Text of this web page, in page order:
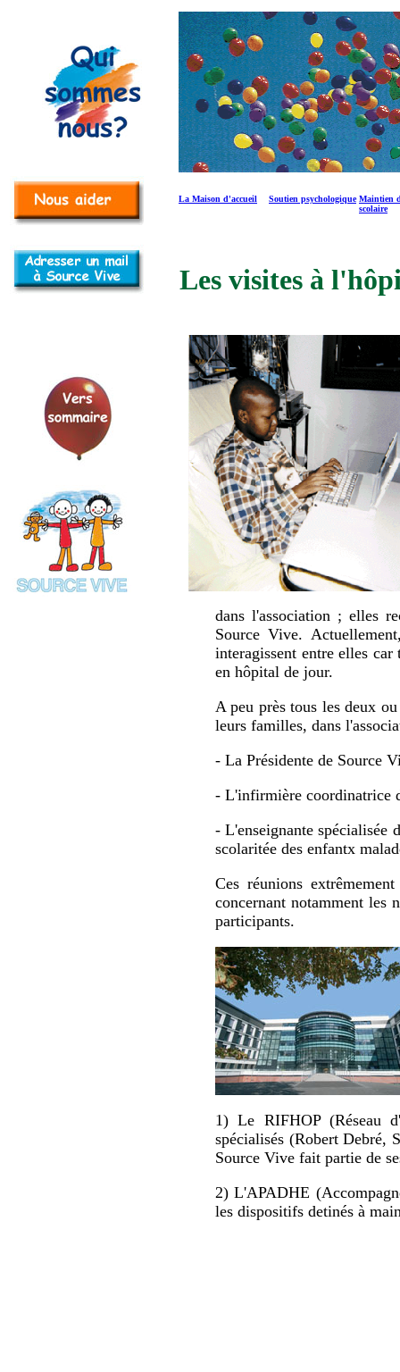
La Maison d'accueil Soutien psychologique Maintien
scolaire
Les visites à
dans l'association ; elles
Source Vive.
interagissent entre elles car
en hôpital de jour.
A peu près tous les deux
leurs familles, dans
- La Présidente de Source
- L'infirmière coordinatrice
- L'enseignante spécialisée
scolaritée des enfantx
Ces réunions
concernant notamment les
participants.
1) Le RIFHOP (Réseau
spécialisés (Robert Debré,
Source Vive fait partie de
2) L'APADHE
les dispositifs detinés à